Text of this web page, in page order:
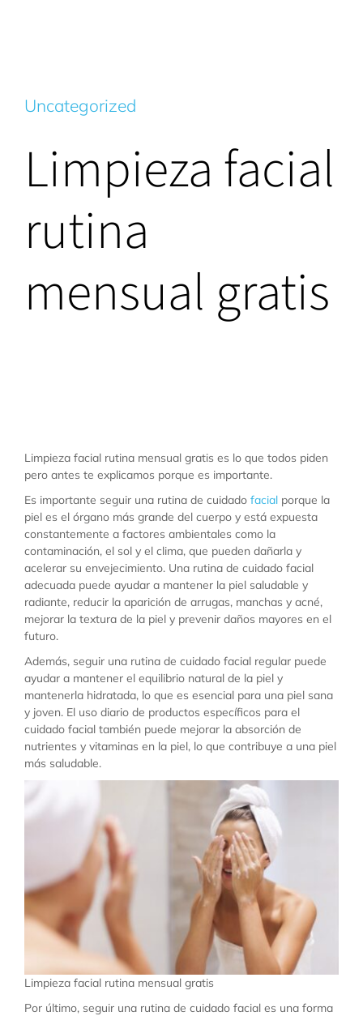
Uncategorized
Limpieza facial
rutina
mensual gratis
Limpieza facial rutina mensual gratis es lo que todos piden
pero antes te explicamos porque es importante.
Es importante seguir una rutina de cuidado facial porque la
piel es el órgano más grande del cuerpo y está expuesta
constantemente a factores ambientales como la
contaminación, el sol y el clima, que pueden dañarla y
acelerar su envejecimiento. Una rutina de cuidado facial
adecuada puede ayudar a mantener la piel saludable y
radiante, reducir la aparición de arrugas, manchas y acné,
mejorar la textura de la piel y prevenir daños mayores en el
futuro.
Además, seguir una rutina de cuidado facial regular puede
ayudar a mantener el equilibrio natural de la piel y
mantenerla hidratada, lo que es esencial para una piel sana
y joven. El uso diario de productos específicos para el
cuidado facial también puede mejorar la absorción de
nutrientes y vitaminas en la piel, lo que contribuye a una piel
más saludable.
Limpieza facial rutina mensual gratis
Por último, seguir una rutina de cuidado facial es una forma